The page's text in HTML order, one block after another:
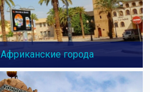
Африканские города